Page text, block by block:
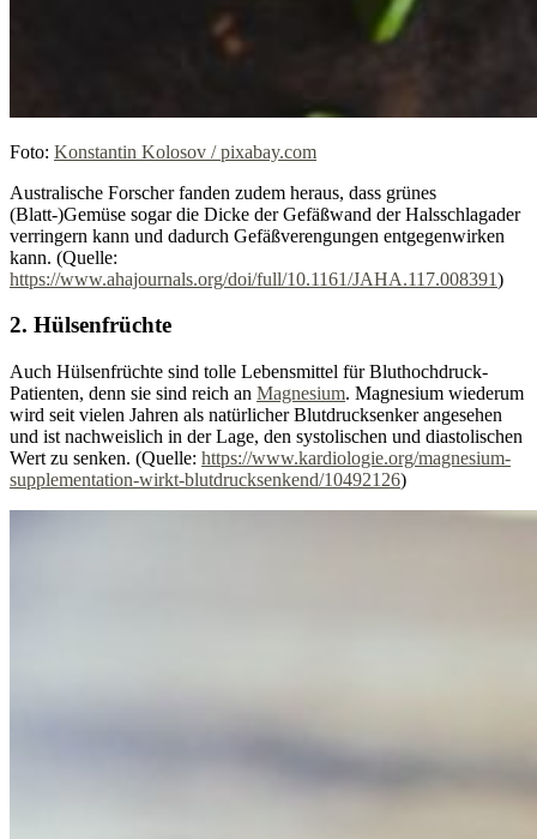
Foto: Konstantin Kolosov / pixabay.com
Australische Forscher fanden zudem heraus, dass grünes
(Blatt-)Gemüse sogar die Dicke der Gefäßwand der Halsschlagader
verringern kann und dadurch Gefäßverengungen entgegenwirken
kann. (Quelle:
https://www.ahajournals.org/doi/full/10.1161/JAHA.117.008391)
2. Hülsenfrüchte
Auch Hülsenfrüchte sind tolle Lebensmittel für Bluthochdruck-
Patienten, denn sie sind reich an Magnesium. Magnesium wiederum
wird seit vielen Jahren als natürlicher Blutdrucksenker angesehen
und ist nachweislich in der Lage, den systolischen und diastolischen
Wert zu senken. (Quelle: https://www.kardiologie.org/magnesium-
supplementation-wirkt-blutdrucksenkend/10492126)